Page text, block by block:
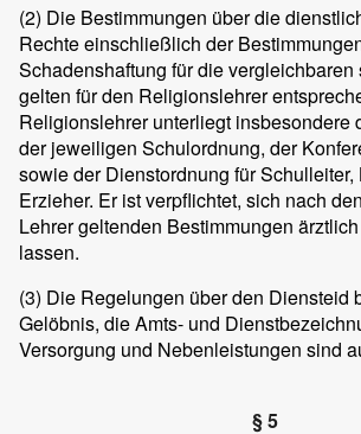
(2) Die Bestimmungen über die
Rechte einschließlich der
Schadenshaftung für die
gelten für den Religionslehrer
Religionslehrer unterliegt insbesondere
der jeweiligen Schulordnung, der
sowie der Dienstordnung für Schulleiter,
Erzieher. Er ist verpflichtet, sich nach
Lehrer geltenden Bestimmungen
lassen.
(3) Die Regelungen über den Diensteid
Gelöbnis, die Amts- und
Versorgung und Nebenleistungen sind
§ 5